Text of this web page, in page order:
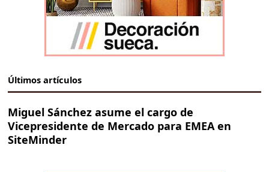
Últimos artículos
Miguel Sánchez asume el cargo de
Vicepresidente de Mercado para EMEA en
SiteMinder